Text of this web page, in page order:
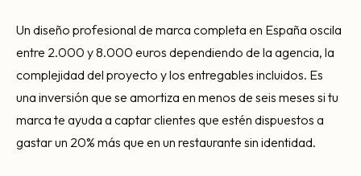
Un diseño profesional de marca completa en España oscila
entre 2.000 y 8.000 euros dependiendo de la agencia, la
complejidad del proyecto y los entregables incluidos. Es
una inversión que se amortiza en menos de seis meses si tu
marca te ayuda a captar clientes que estén dispuestos a
gastar un 20% más que en un restaurante sin identidad.